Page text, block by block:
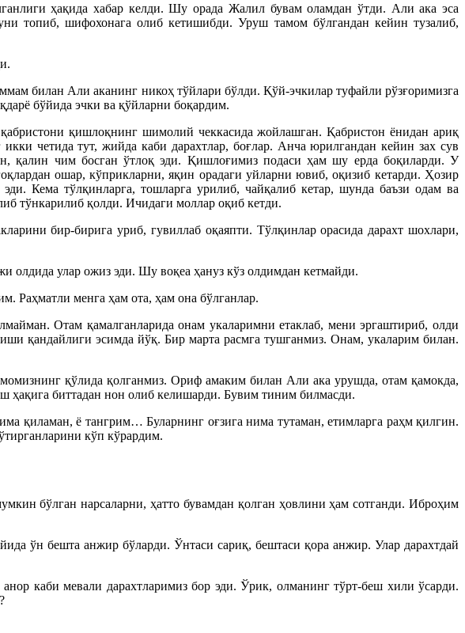
ҳақида хабар келди. Шу орада Жалил бувам оламдан ўтди. Али ака эса
топиб, шифохонага олиб кетишибди. Уруш тамом бўлгандан кейин тузалиб,
билан Али аканинг никоҳ тўйлари бўлди. Қўй-эчкилар туфайли рўзғоримизга
бўйида эчки ва қўйларни боқардим.
қишлоқнинг шимолий чеккасида жойлашган. Қабристон ёнидан ариқ
четида тут, жийда каби дарахтлар, боғлар. Анча юрилгандан кейин зах сув
қалин чим босган ўтлоқ эди. Қишлоғимиз подаси ҳам шу ерда боқиларди. У
ошар, кўприкларни, яқин орадаги уйларни ювиб, оқизиб кетарди. Ҳозир
Кема тўлқинларга, тошларга урилиб, чайқалиб кетар, шунда баъзи одам ва
тўнкарилиб қолди. Ичидаги моллар оқиб кетди.
бир-бирига уриб, гувиллаб оқаяпти. Тўлқинлар орасида дарахт шохлари,
олдида улар ожиз эди. Шу воқеа ҳануз кўз олдимдан кетмайди.
Раҳматли менга ҳам ота, ҳам она бўлганлар.
Отам қамалганларида онам укаларимни етаклаб, мени эргаштириб, олди
қандайлиги эсимда йўқ. Бир марта расмга тушганмиз. Онам, укаларим билан.
қўлида қолганмиз. Ориф амаким билан Али ака урушда, отам қамокда,
ҳақига биттадан нон олиб келишарди. Бувим тиним билмасди.
қиламан, ё тангрим… Буларнинг оғзига нима тутаман, етимларга раҳм қилгин.
кўп кўрардим.
бўлган нарсаларни, ҳатто бувамдан қолган ҳовлини ҳам сотганди. Иброҳим
ўн бешта анжир бўларди. Ўнтаси сариқ, бештаси қора анжир. Улар дарахтдай
каби мевали дарахтларимиз бор эди. Ўрик, олманинг тўрт-беш хили ўсарди.